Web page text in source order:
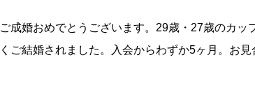
ご成婚おめでとうございます。29歳・27歳のカッ
くご結婚されました。入会からわずか5ヶ月。お見